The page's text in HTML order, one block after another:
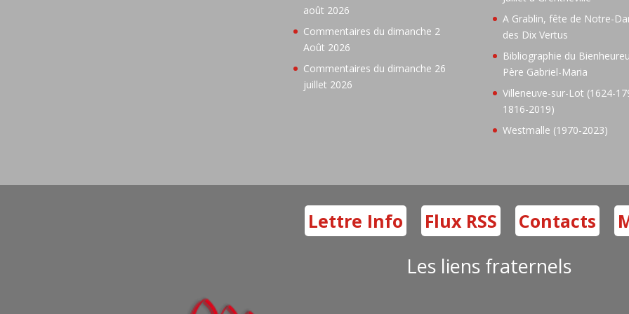
août 2026
Commentaires du dimanche 2
Août 2026
Commentaires du dimanche 26
juillet 2026
A Grablin, fête de Notre-
des Dix Vertus
Bibliographie du
Père Gabriel-Maria
Villeneuve-sur-Lot (1624-
1816-2019)
Westmalle (1970-2023)
Lettre Info Flux RSS Contacts
Les liens fraternels